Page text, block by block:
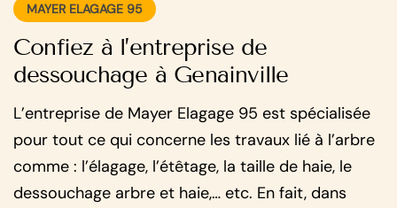
MAYER ELAGAGE 95
Confiez à l’entreprise de
dessouchage à Genainville
L’entreprise de Mayer Elagage 95 est spécialisée
pour tout ce qui concerne les travaux lié à l’arbre
comme : l’élagage, l’étêtage, la taille de haie, le
dessouchage arbre et haie,… etc. En fait, dans